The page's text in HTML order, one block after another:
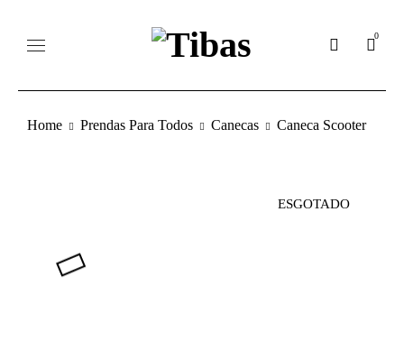
0
Home Prendas Para Todos Canecas Caneca Scooter
ESGOTADO